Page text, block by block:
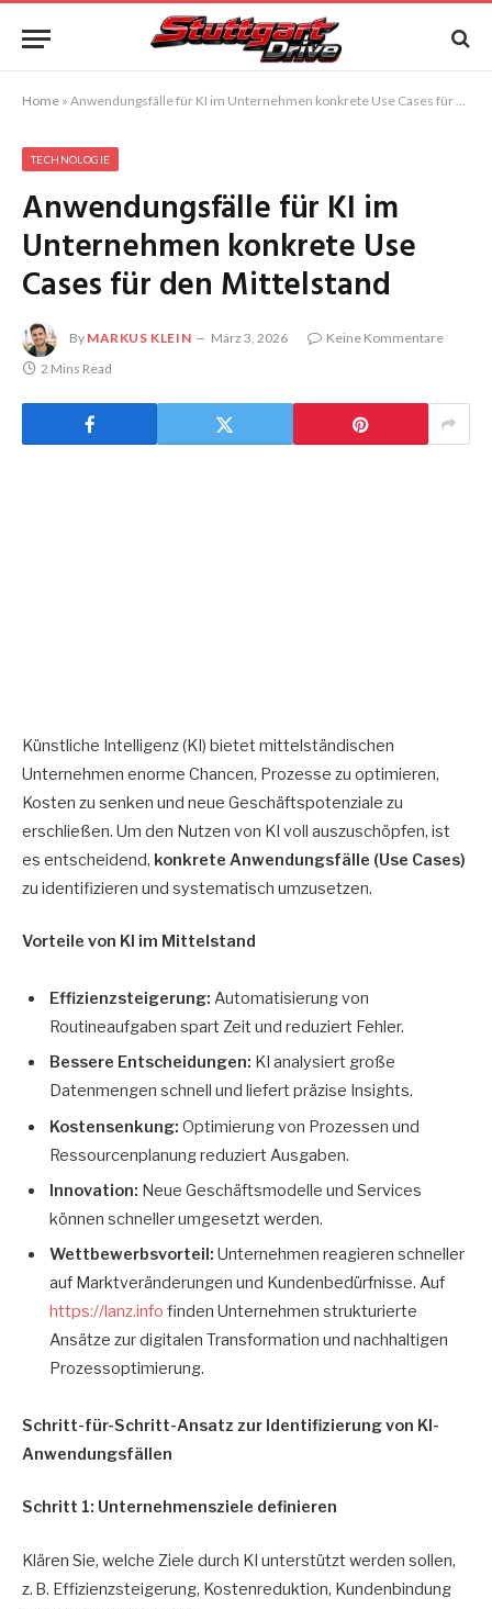
Home » Anwendungsfälle für KI im Unternehmen konkrete Use Cases für den Mittelstand
TECHNOLOGIE
Anwendungsfälle für KI im
Unternehmen konkrete Use
Cases für den Mittelstand
By MARKUS KLEIN März 3, 2026
Keine Kommentare
2 Mins Read
Künstliche Intelligenz (KI) bietet mittelständischen
Unternehmen enorme Chancen, Prozesse zu optimieren,
Kosten zu senken und neue Geschäftspotenziale zu
erschließen. Um den Nutzen von KI voll auszuschöpfen, ist
es entscheidend, konkrete Anwendungsfälle (Use Cases)
zu identifizieren und systematisch umzusetzen.
Vorteile von KI im Mittelstand
Effizienzsteigerung: Automatisierung von
Routineaufgaben spart Zeit und reduziert Fehler.
Bessere Entscheidungen: KI analysiert große
Datenmengen schnell und liefert präzise Insights.
Kostensenkung: Optimierung von Prozessen und
Ressourcenplanung reduziert Ausgaben.
Innovation: Neue Geschäftsmodelle und Services
können schneller umgesetzt werden.
Wettbewerbsvorteil: Unternehmen reagieren schneller
auf Marktveränderungen und Kundenbedürfnisse. Auf
https://lanz.info finden Unternehmen strukturierte
Ansätze zur digitalen Transformation und nachhaltigen
Prozessoptimierung.
Schritt-für-Schritt-Ansatz zur Identifizierung von KI-
Anwendungsfällen
Schritt 1: Unternehmensziele definieren
Klären Sie, welche Ziele durch KI unterstützt werden sollen,
z. B. Effizienzsteigerung, Kostenreduktion, Kundenbindung